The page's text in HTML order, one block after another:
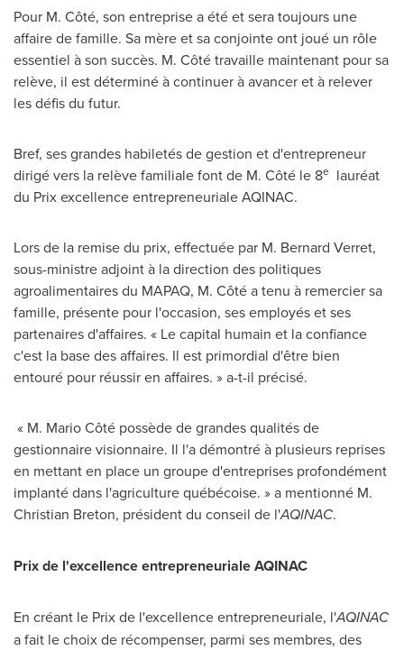
Pour M. Côté, son entreprise a été et sera toujours une
affaire de famille. Sa mère et sa conjointe ont joué un rôle
essentiel à son succès. M. Côté travaille maintenant pour sa
relève, il est déterminé à continuer à avancer et à relever
les défis du futur.
Bref, ses grandes habiletés de gestion et d'entrepreneur
dirigé vers la relève familiale font de M. Côté le 8e lauréat
du Prix excellence entrepreneuriale AQINAC.
Lors de la remise du prix, effectuée par M. Bernard Verret,
sous-ministre adjoint à la direction des politiques
agroalimentaires du MAPAQ, M. Côté a tenu à remercier sa
famille, présente pour l'occasion, ses employés et ses
partenaires d'affaires. « Le capital humain et la confiance
c'est la base des affaires. Il est primordial d'être bien
entouré pour réussir en affaires. » a-t-il précisé.
« M. Mario Côté possède de grandes qualités de
gestionnaire visionnaire. Il l'a démontré à plusieurs reprises
en mettant en place un groupe d'entreprises profondément
implanté dans l'agriculture québécoise. » a mentionné M.
Christian Breton, président du conseil de l'AQINAC.
Prix de l'excellence entrepreneuriale AQINAC
En créant le Prix de l'excellence entrepreneuriale, l'AQINAC
a fait le choix de récompenser, parmi ses membres, des